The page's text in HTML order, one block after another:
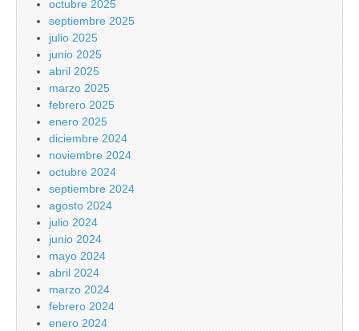
octubre 2025
septiembre 2025
julio 2025
junio 2025
abril 2025
marzo 2025
febrero 2025
enero 2025
diciembre 2024
noviembre 2024
octubre 2024
septiembre 2024
agosto 2024
julio 2024
junio 2024
mayo 2024
abril 2024
marzo 2024
febrero 2024
enero 2024